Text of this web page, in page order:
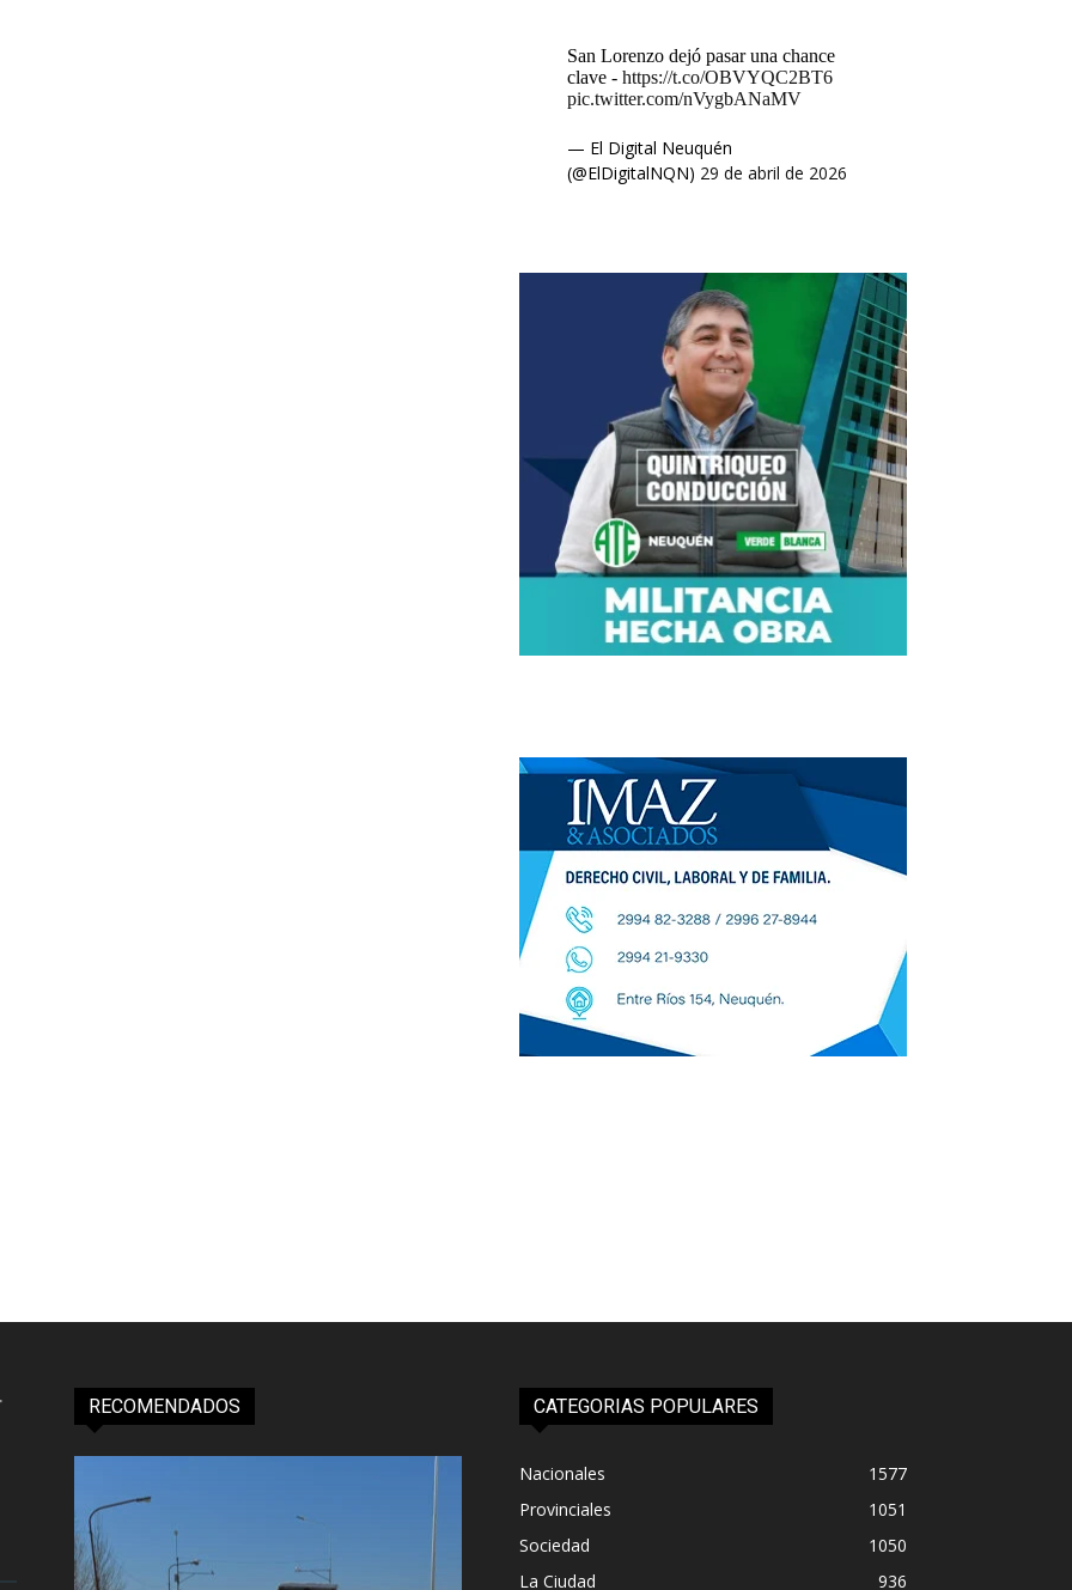
San Lorenzo dejó pasar una chance
clave - https://t.co/OBVYQC2BT6
pic.twitter.com/nVygbANaMV
— El Digital Neuquén
(@ElDigitalNQN) 29 de abril de 2026
RECOMENDADOS CATEGORIAS POPULARES
Nacionales
1577
Provinciales
1051
Sociedad
1050
La Ciudad
936